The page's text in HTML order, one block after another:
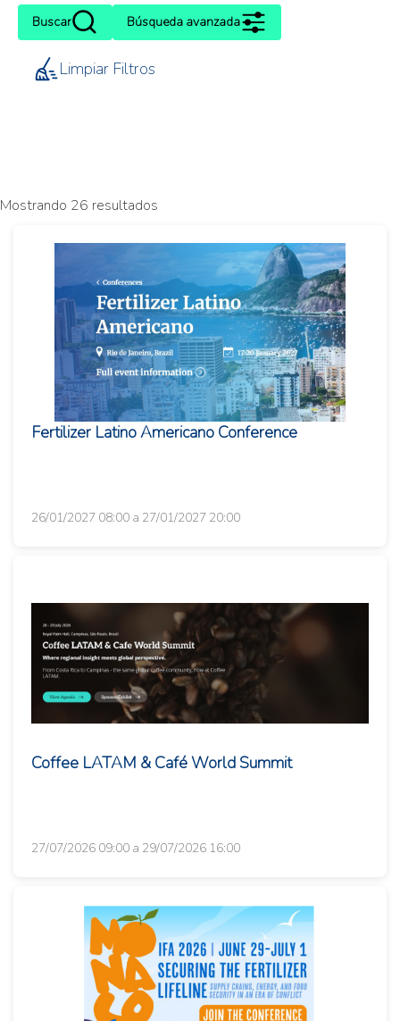
Buscar Búsqueda avanzada
Limpiar Filtros
Mostrando 26 resultados
Fertilizer Latino Americano Conference
26/01/2027 08:00 a 27/01/2027 20:00
Coffee LATAM & Café World Summit
27/07/2026 09:00 a 29/07/2026 16:00